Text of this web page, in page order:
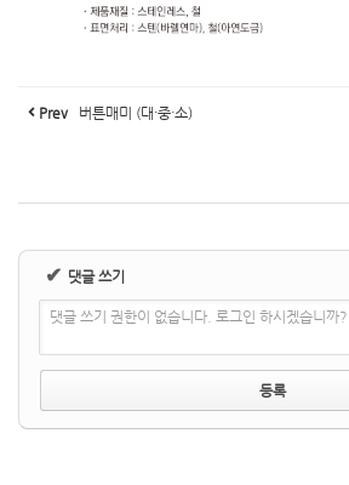
Prev 버튼매미 (대·중·소)
✔ 댓글 쓰기
댓글 쓰기 권한이 없습니다. 로그인 하시겠습니까?